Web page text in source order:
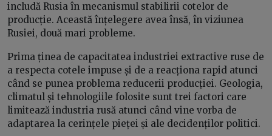
includă Rusia în mecanismul stabilirii cotelor de
producție. Această înțelegere avea însă, în viziunea
Rusiei, două mari probleme.
Prima ținea de capacitatea industriei extractive ruse de
a respecta cotele impuse și de a reacționa rapid atunci
când se punea problema reducerii producției. Geologia,
climatul și tehnologiile folosite sunt trei factori care
limitează industria rusă atunci când vine vorba de
adaptarea la cerințele pieței și ale decidenților politici.